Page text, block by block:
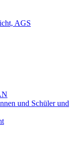
AGS
und Schüler und